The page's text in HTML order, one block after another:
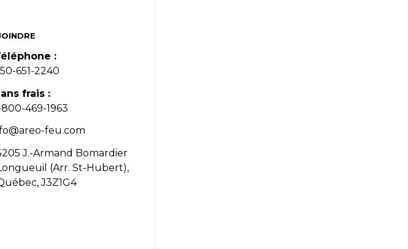
:
651-2240
frais :
800-469-1963
feu.com
J.-Armand Bomardier
(Arr. St-Hubert),
J3Z1G4